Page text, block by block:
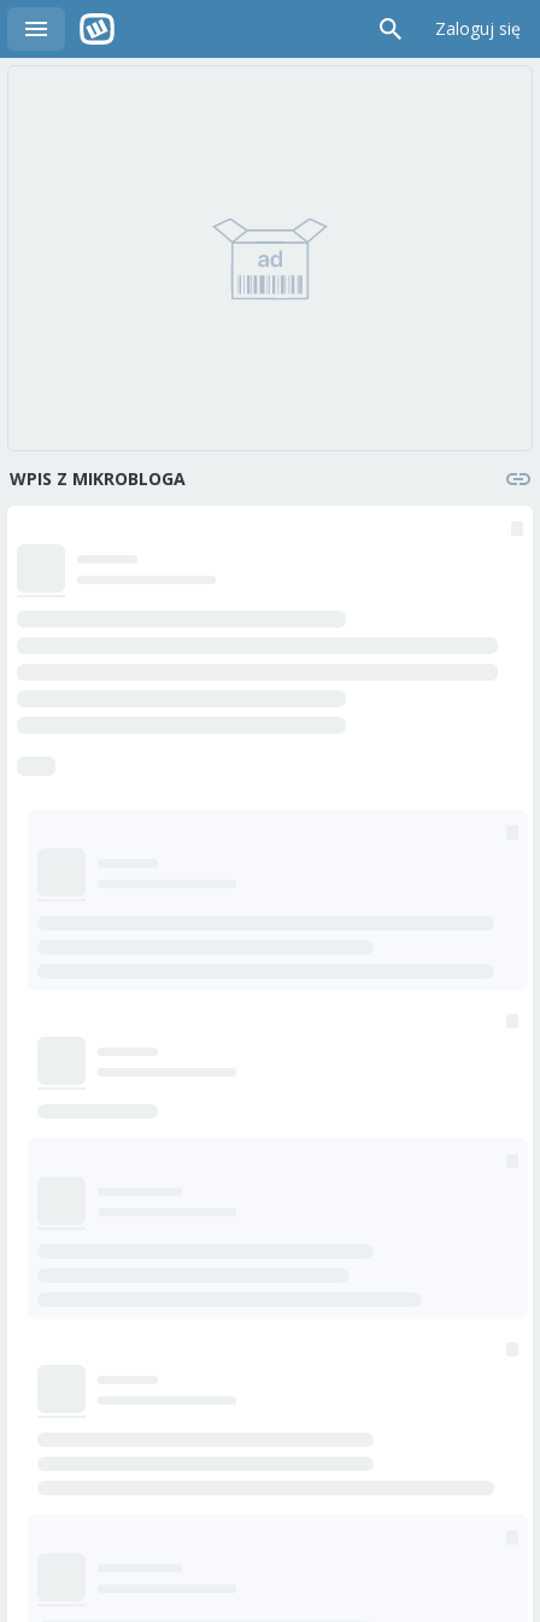
Zaloguj się
WPIS Z MIKROBLOGA